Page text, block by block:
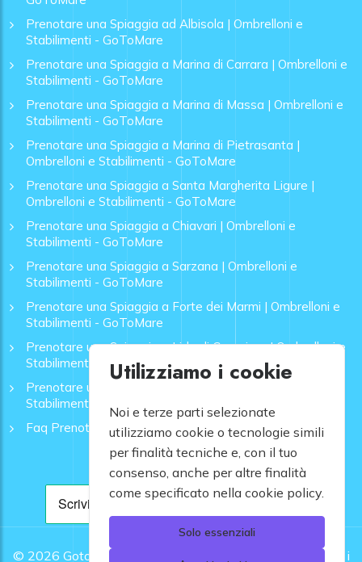
Prenotare una Spiaggia ad Albisola | Ombrelloni e
Stabilimenti - GoToMare
Prenotare una Spiaggia a Marina di Carrara | Ombrelloni e
Stabilimenti - GoToMare
Prenotare una Spiaggia a Marina di Massa | Ombrelloni e
Stabilimenti - GoToMare
Prenotare una Spiaggia a Marina di Pietrasanta |
Ombrelloni e Stabilimenti - GoToMare
Prenotare una Spiaggia a Santa Margherita Ligure |
Ombrelloni e Stabilimenti - GoToMare
Prenotare una Spiaggia a Chiavari | Ombrelloni e
Stabilimenti - GoToMare
Prenotare una Spiaggia a Sarzana | Ombrelloni e
Stabilimenti - GoToMare
Prenotare una Spiaggia a Forte dei Marmi | Ombrelloni e
Stabilimenti - GoToMare
Prenotare una Spiaggia a Lido di Camaiore | Ombrelloni e
Stabilimenti - GoToMare
Prenotare una Spiaggia a Rapallo | Ombrelloni e
Stabilimenti - GoToMare
Faq Prenotazione Spiagge
© 2026 Gotomare srl - Partita IVA 12948810960 . Tutti i
Utilizziamo i cookie
Noi e terze parti selezionate
utilizziamo cookie o tecnologie simili
per finalità tecniche e, con il tuo
consenso, anche per altre finalità
come specificato nella cookie policy.
Solo essenziali